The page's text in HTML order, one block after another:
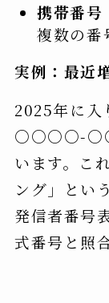
携帯番
複数の番
実例：最近
2025年に入
○○○○-
います。こ
ング」とい
発信者番号
式番号と照